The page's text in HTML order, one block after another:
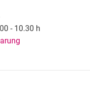
- 10.30 h